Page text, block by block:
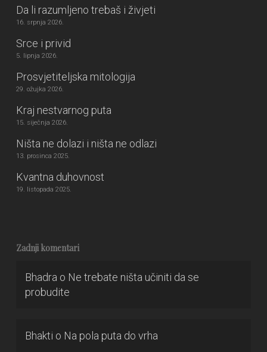
Da li razumljeno trebaš i živjeti
16. srpnja 2026.
Srce i privid
5. lipnja 2026.
Prosvjetiteljska mitologija
29. ožujka 2026.
Kraj nestvarnog puta
15. siječnja 2026.
Ništa ne dolazi i ništa ne odlazi
13. prosinca 2025.
Kvantna duhovnost
19. listopada 2025.
Zadnji komentari
Bhadra o Ne trebate ništa učiniti da se
probudite
Bhakti o Na pola puta do vrha